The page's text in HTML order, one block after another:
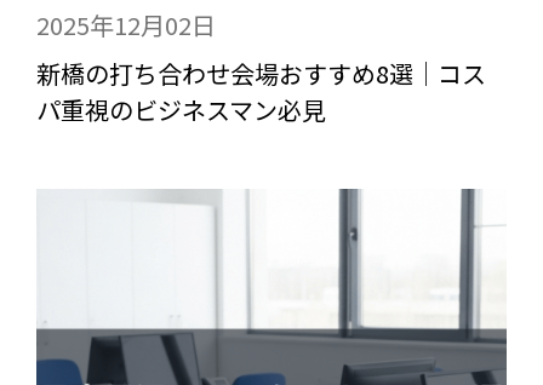
2025年12月02日
新橋の打ち合わせ会場おすすめ8選｜コス
パ重視のビジネスマン必見